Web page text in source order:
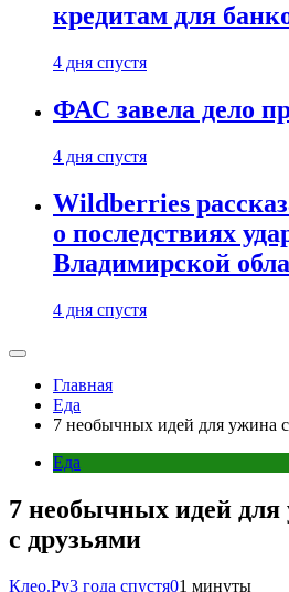
кредитам для
4 дня спустя
ФАС завела дело
4 дня спустя
Wildberries
о последствиях
Владимирской
4 дня спустя
Главная
Еда
7 необычных идей для ужина
Еда
7 необычных идей для
с друзьями
Клео.Ру3 года спустя01 минуты